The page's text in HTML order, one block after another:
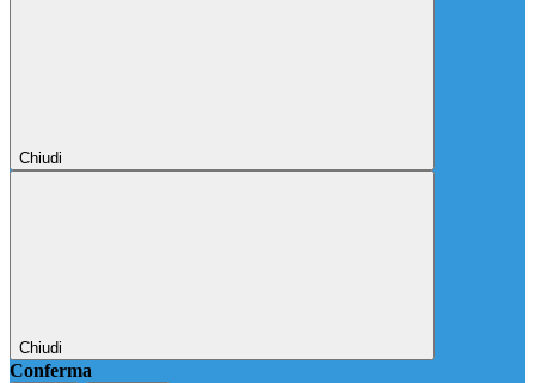
Chiudi
Chiudi
Conferma